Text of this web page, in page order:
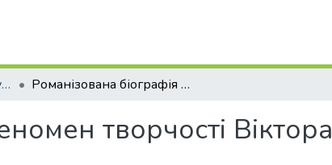
Наукові публікації. Виступи Романізована біографія як феномен творчості Віктора Домонтовича
творчості Віктора